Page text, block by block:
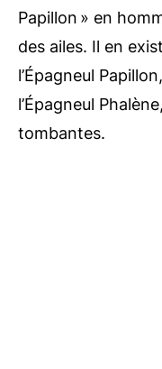
Papillon » en
des ailes. Il en
l’Épagneul
l’Épagneul
tombantes.